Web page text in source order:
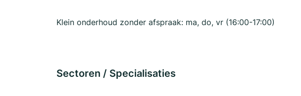
Klein onderhoud zonder afspraak: ma, do, vr (16:00-17:00)
Sectoren / Specialisaties